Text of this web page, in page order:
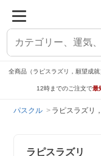
全商品（ラピスラズリ，願望成
12時までのご注文で最
パスクル ラピスラズリ
ラピスラズリ